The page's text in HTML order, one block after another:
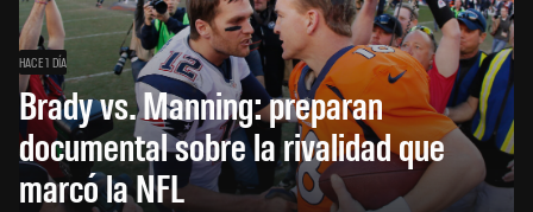
HACE 1 DÍA
Brady vs. Manning: preparan
documental sobre la rivalidad que
marcó la NFL